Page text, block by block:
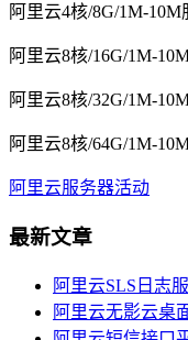
阿里云4核/8G/1M-
阿里云8核/16G/1M-
阿里云8核/32G/1M-
阿里云8核/64G/1M-
阿里云服务器活动
最新文章
阿里云SLS日志
阿里云无影云桌